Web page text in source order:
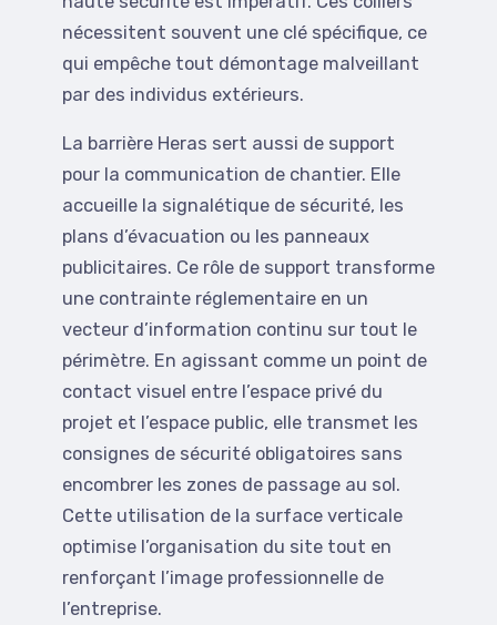
nécessitent souvent une clé spécifique, ce
qui empêche tout démontage malveillant
par des individus extérieurs.
La barrière Heras sert aussi de support
pour la communication de chantier. Elle
accueille la signalétique de sécurité, les
plans d’évacuation ou les panneaux
publicitaires. Ce rôle de support transforme
une contrainte réglementaire en un
vecteur d’information continu sur tout le
périmètre. En agissant comme un point de
contact visuel entre l’espace privé du
projet et l’espace public, elle transmet les
consignes de sécurité obligatoires sans
encombrer les zones de passage au sol.
Cette utilisation de la surface verticale
optimise l’organisation du site tout en
renforçant l’image professionnelle de
l’entreprise.